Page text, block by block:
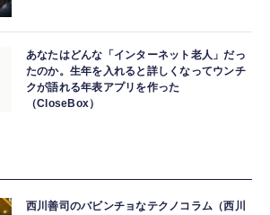
あなたはどんな「インターネット老人」だっ
たのか。生年を入れると詳しくなってウンチ
クが語れる年表アプリを作った
（CloseBox）
西川善司のバビンチョなテクノコラム（西川